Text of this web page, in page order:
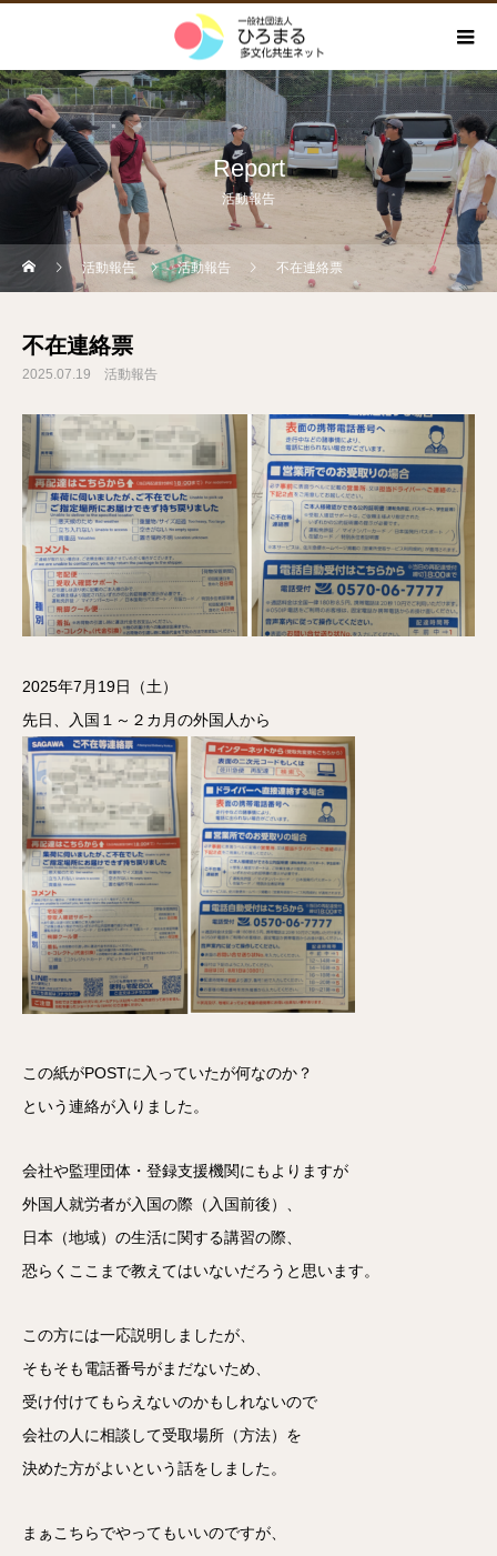
Report
活動報告
活動報告 活動報告 不在連絡票
不在連絡票
2025.07.19 活動報告
2025年7月19日（土）
先日、入国１～２カ月の外国人から
この紙がPOSTに入っていたが何なのか？
という連絡が入りました。
会社や監理団体・登録支援機関にもよりますが
外国人就労者が入国の際（入国前後）、
日本（地域）の生活に関する講習の際、
恐らくここまで教えてはいないだろうと思います。
この方には一応説明しましたが、
そもそも電話番号がまだないため、
受け付けてもらえないのかもしれないので
会社の人に相談して受取場所（方法）を
決めた方がよいという話をしました。
まぁこちらでやってもいいのですが、